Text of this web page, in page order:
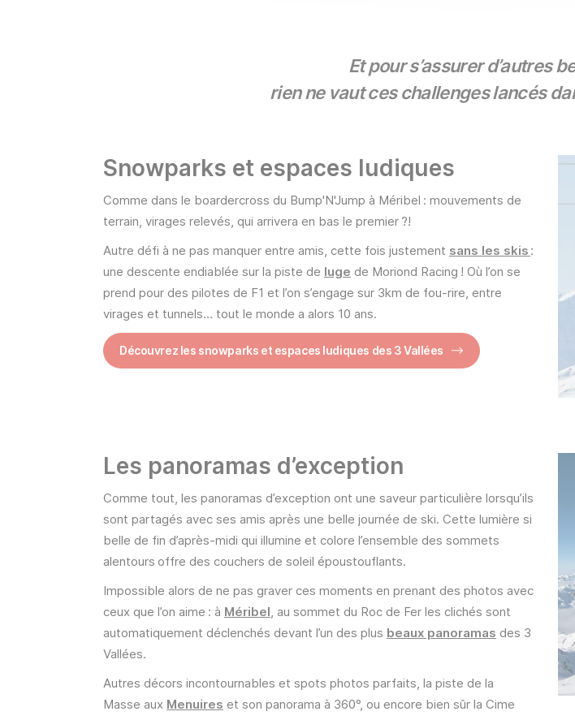
Et pour s’assurer d’autres
rien ne vaut ces challenges lancés
Snowparks et espaces ludiques
Comme dans le boardercross du Bump'N'Jump à Méribel : mouvements de
terrain, virages relevés, qui arrivera en bas le premier ?!
Autre défi à ne pas manquer entre amis, cette fois justement sans les skis :
une descente endiablée sur la piste de luge de Moriond Racing ! Où l’on se
prend pour des pilotes de F1 et l’on s’engage sur 3km de fou-rire, entre
virages et tunnels… tout le monde a alors 10 ans.
Découvrez les snowparks et espaces ludiques des 3 Vallées
Les panoramas d’exception
Comme tout, les panoramas d’exception ont une saveur particulière lorsqu’ils
sont partagés avec ses amis après une belle journée de ski. Cette lumière si
belle de fin d’après-midi qui illumine et colore l’ensemble des sommets
alentours offre des couchers de soleil époustouflants.
Impossible alors de ne pas graver ces moments en prenant des photos avec
ceux que l’on aime : à Méribel, au sommet du Roc de Fer les clichés sont
automatiquement déclenchés devant l’un des plus beaux panoramas des 3
Vallées.
Autres décors incontournables et spots photos parfaits, la piste de la
Masse aux Menuires et son panorama à 360°, ou encore bien sûr la Cime